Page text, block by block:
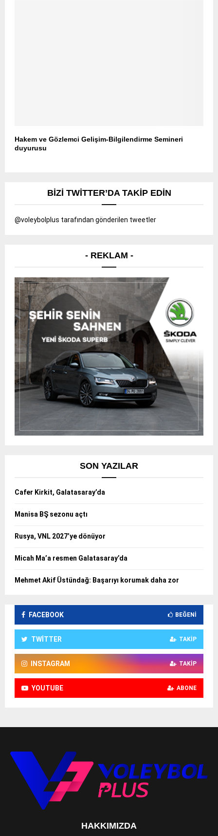
Hakem ve Gözlemci Gelişim-Bilgilendirme Semineri
duyurusu
BIZI TWITTER’DA TAKIP EDIN
@voleybolplus tarafından gönderilen tweetler
- REKLAM -
SON YAZILAR
Cafer Kirkit, Galatasaray’da
Manisa BŞ sezonu açtı
Rusya, VNL 2027’ye dönüyor
Micah Ma’a resmen Galatasaray’da
Mehmet Akif Üstündağ: Başarıyı korumak daha zor
FACEBOOK BEĞENI
TWITTER TAKIP
INSTAGRAM TAKIP
YOUTUBE ABONE
HAKKIMIZDA